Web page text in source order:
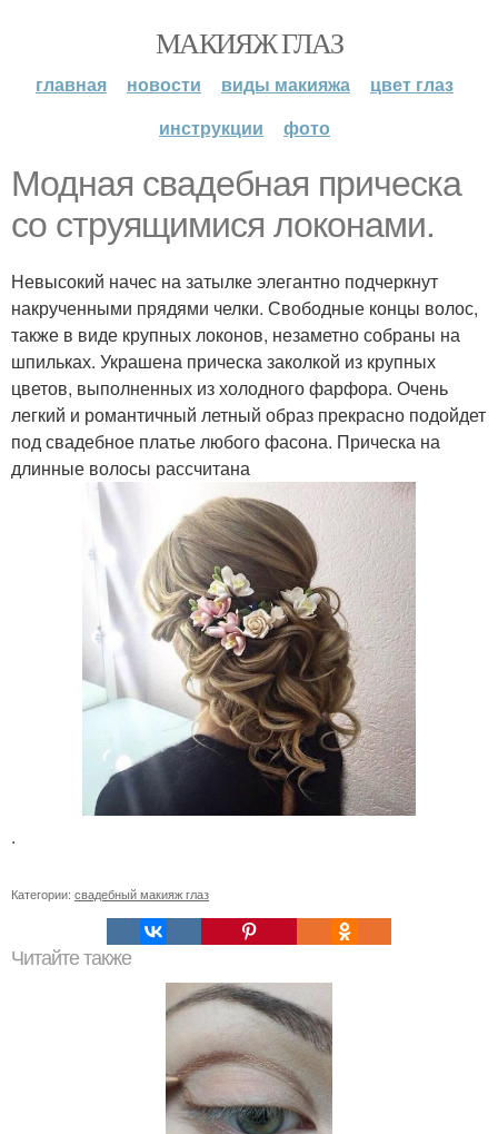
МАКИЯЖ ГЛАЗ
главная новости виды макияжа
цвет глаз
инструкции
фото
Модная свадебная прическа
со струящимися локонами.
Невысокий начес на затылке элегантно подчеркнут
накрученными прядями челки. Свободные концы волос,
также в виде крупных локонов, незаметно собраны на
шпильках. Украшена прическа заколкой из крупных
цветов, выполненных из холодного фарфора. Очень
легкий и романтичный летный образ прекрасно подойдет
под свадебное платье любого фасона. Прическа на
длинные волосы рассчитана
.
Категории: свадебный макияж глаз
Читайте также